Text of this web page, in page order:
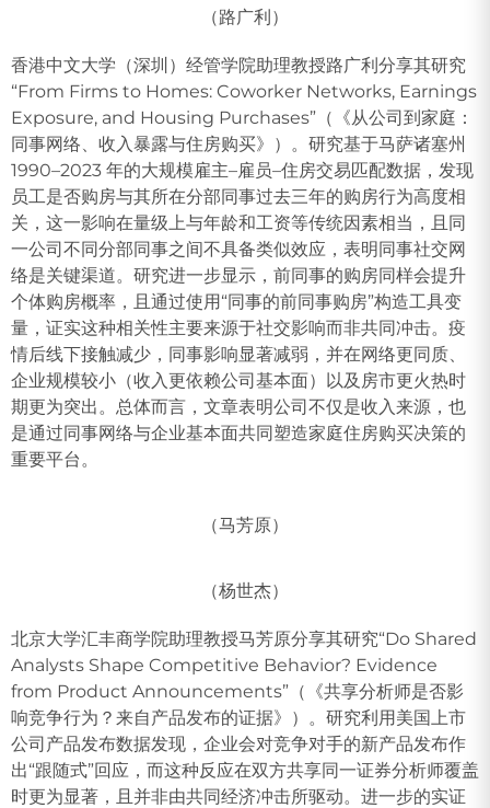
（路广利）
香港中文大学（深圳）经管学院助理教授路广利分享其研究
“From Firms to Homes: Coworker Networks, Earnings
Exposure, and Housing Purchases”（《从公司到家庭：
同事网络、收入暴露与住房购买》）。研究基于马萨诸塞州
1990–2023 年的大规模雇主–雇员–住房交易匹配数据，发现
员工是否购房与其所在分部同事过去三年的购房行为高度相
关，这一影响在量级上与年龄和工资等传统因素相当，且同
一公司不同分部同事之间不具备类似效应，表明同事社交网
络是关键渠道。研究进一步显示，前同事的购房同样会提升
个体购房概率，且通过使用“同事的前同事购房”构造工具变
量，证实这种相关性主要来源于社交影响而非共同冲击。疫
情后线下接触减少，同事影响显著减弱，并在网络更同质、
企业规模较小（收入更依赖公司基本面）以及房市更火热时
期更为突出。总体而言，文章表明公司不仅是收入来源，也
是通过同事网络与企业基本面共同塑造家庭住房购买决策的
重要平台。
（马芳原）
（杨世杰）
北京大学汇丰商学院助理教授马芳原分享其研究“Do Shared
Analysts Shape Competitive Behavior? Evidence
from Product Announcements”（《共享分析师是否影
响竞争行为？来自产品发布的证据》）。研究利用美国上市
公司产品发布数据发现，企业会对竞争对手的新产品发布作
出“跟随式”回应，而这种反应在双方共享同一证券分析师覆盖
时更为显著，且并非由共同经济冲击所驱动。进一步的实证